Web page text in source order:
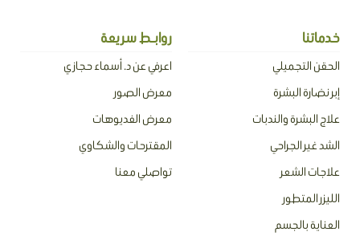
a
a
tخدماتنا
الحقن التجميلي
إبر نضارة البشرة
علاج البشرة والندبات
الشد غير الجراحي
علاجات الشعر
الليزر المتطور
العناية بالجسم
روابـط سريعة
اعرفي عن د. أسماء حجازي
معرض الصور
معرض الفديوهات
المقترحات والشكاوي
تواصلي معنا